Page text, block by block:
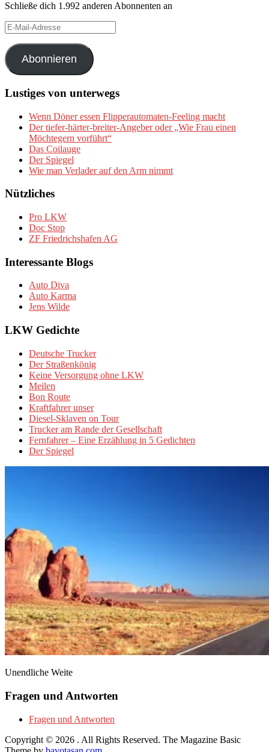
Schließe dich 1.992 anderen Abonnenten an
E-
Mail-
Adresse
Abonnieren
Lustiges von unterwegs
Wenn Döner essen Flipperautomaten-Feeling macht
Der tiefer-härter-breiter-Angeber oder „Wie Frau einen
Möchtegern vorführt“
Das Coilauge
Der Spiegel
Wie man Verlader auf den Arm nimmt
Nützliches
Pro LKW
Doc Stop
ZF Friedrichshafen AG
Interessante Blogs
Auto Diva
Auto Karma
Jens Wilde
LKW Gedichte
Deutsche Trucker
Der Straßenkönig
Keine Versorgung ohne LKW
Meilen
Bon Route
Kraftfahrer unser
Diesel-Sklaven on Tour
Trucker am Rande der Gesellschaft
Fernfahrer – Eine Erzählung in 5 Gedichten
Der Spiegel
Unendliche Weite
Fragen und Antworten
Fragen und Antworten
Copyright © 2026 . All Rights Reserved. The Magazine Basic